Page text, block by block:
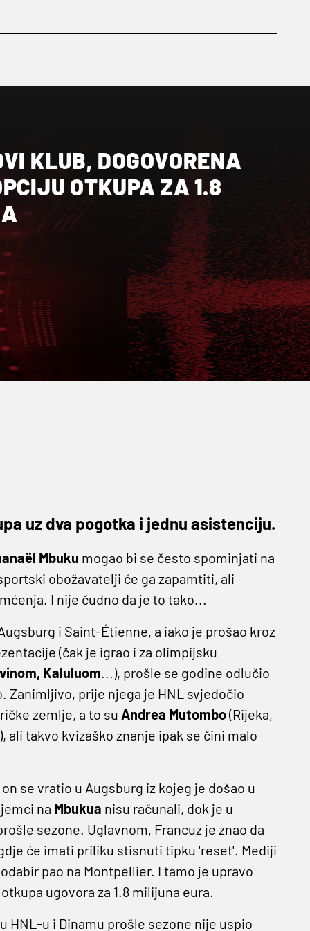
KLUB, DOGOVORENA
OTKUPA ZA 1.8
uz dva pogotka i jednu asistenciju.
Mbuku mogao bi se često spominjati na
obožavatelji će ga zapamtiti, ali
I nije čudno da je to tako...
i Saint-Étienne, a iako je prošao kroz
(čak je igrao i za olimpijsku
Kaluluom ...), prošle se godine odlučio
Zanimljivo, prije njega je HNL svjedočio
zemlje, a to su Andrea Mutombo(Rijeka,
ali takvo kvizaško znanje ipak se čini malo
se vratio u Augsburg iz kojeg je došao u
na Mbukua nisu računali, dok je u
sezone. Uglavnom, Francuz je znao da
će imati priliku stisnuti tipku 'reset'. Mediji
pao na Montpellier. I tamo je upravo
ugovora za 1.8 milijuna eura.
HNL-u i Dinamu prošle sezone nije uspio